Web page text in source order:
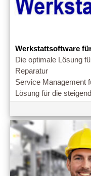
Werkstattsoftware
Die optimale Lösung
Reparatur
Service Management
Lösung für die
Werkstattabläufe